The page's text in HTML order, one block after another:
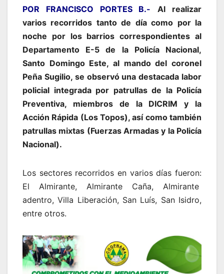
POR FRANCISCO PORTES B.-
Al realizar
varios recorridos tanto de día como por la
noche por los barrios correspondientes al
Departamento E-5 de la Policía Nacional,
Santo Domingo Este, al mando del coronel
Peña Sugilio, se observó una destacada labor
policial integrada por patrullas de la Policía
Preventiva, miembros de la DICRIM y la
Acción Rápida (Los Topos), así como también
patrullas mixtas (Fuerzas Armadas y la Policía
Nacional).
Los sectores recorridos en varios días fueron:
El Almirante, Almirante Caña, Almirante
adentro, Villa Liberación, San Luís, San Isidro,
entre otros.